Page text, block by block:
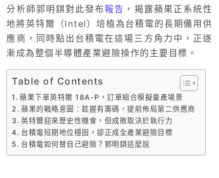
分析師郭明錤對此發布報告 ，揭露蘋果正系統性
地將英特爾（Intel）培植為台積電的長期備用供
應商，同時點出台積電在這場三方角力中，正逐
漸成為整個半導體產業避險操作的主要目標。
Table of Contents
蘋果下單英特爾 18A-P，訂單組合模擬量產場景
蘋果的戰略意圖：趁握有籌碼，提前佈局第二供應商
英特爾迎來歷史性機會，但成敗取決於執行力
台積電短期地位穩固，卻正成全產業避險目標
台積電如何替自己避險？郭明錤這麼說